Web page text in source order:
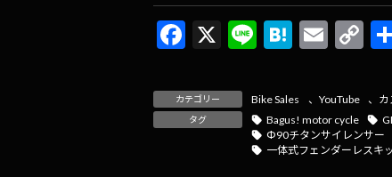
F
e
b
X
Li
e
H
e
n
a
E
ai
l
C
p
y
Li
カテゴリー Bike Sales 、 YouTube 、
タグ Bagus! motor cycle
Ф90チタンサイレンサー
一体式フェンダーレスキ